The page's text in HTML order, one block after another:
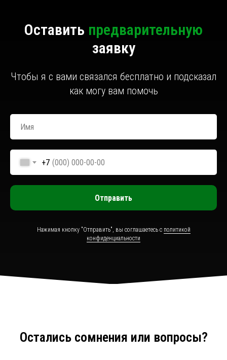
Оставить предварительную
заявку
Чтобы я с вами связался бесплатно и подсказал
как могу вам помочь
+7
Отправить
Нажимая кнопку "Отправить", вы соглашаетесь с политикой
конфиденциальности
Остались сомнения или вопросы?